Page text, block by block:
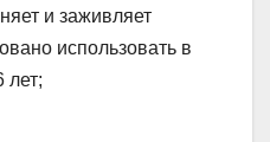
и заживляет
использовать в
лет;